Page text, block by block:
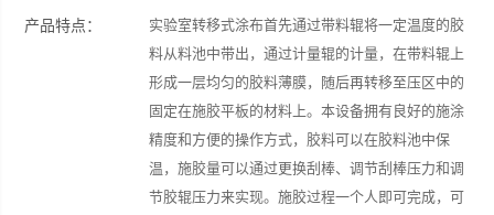
产品特点：
实验室转移式涂布首先通过带料辊将一定温度的胶
料从料池中带出，通过计量辊的计量，在带料辊上
形成一层均匀的胶料薄膜，随后再转移至压区中的
固定在施胶平板的材料上。本设备拥有良好的施涂
精度和方便的操作方式，胶料可以在胶料池中保
温，施胶量可以通过更换刮棒、调节刮棒压力和调
节胶辊压力来实现。施胶过程一个人即可完成，可